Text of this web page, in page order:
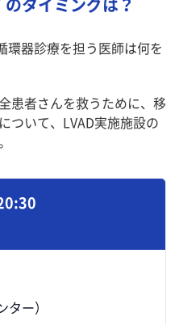
タイミングは？
環器診療を担う医師は何を
患者さんを救うために、移
ついて、LVAD実施施設の
ター）